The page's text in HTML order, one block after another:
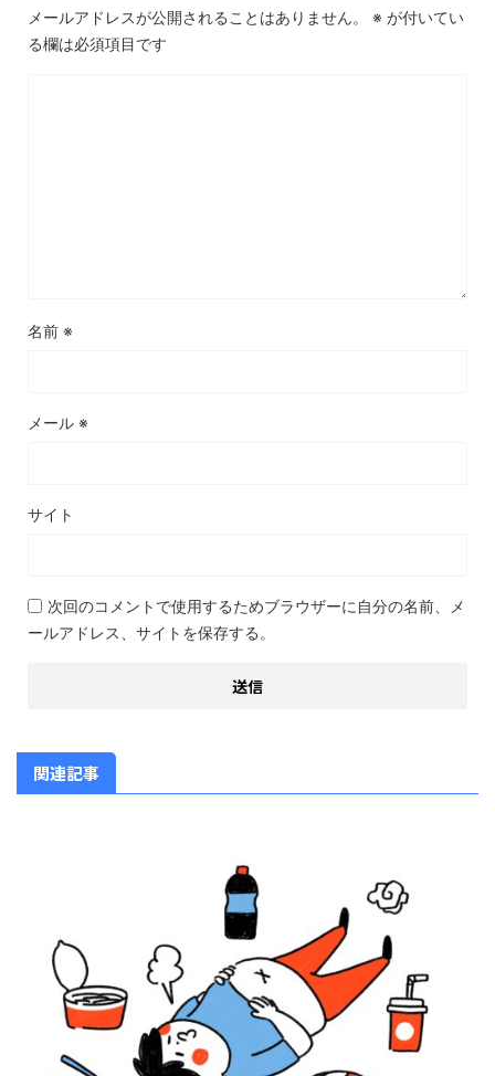
メールアドレスが公開されることはありません。 ※ が付いてい
る欄は必須項目です
名前 ※
メール ※
サイト
次回のコメントで使用するためブラウザーに自分の名前、メ
ールアドレス、サイトを保存する。
関連記事